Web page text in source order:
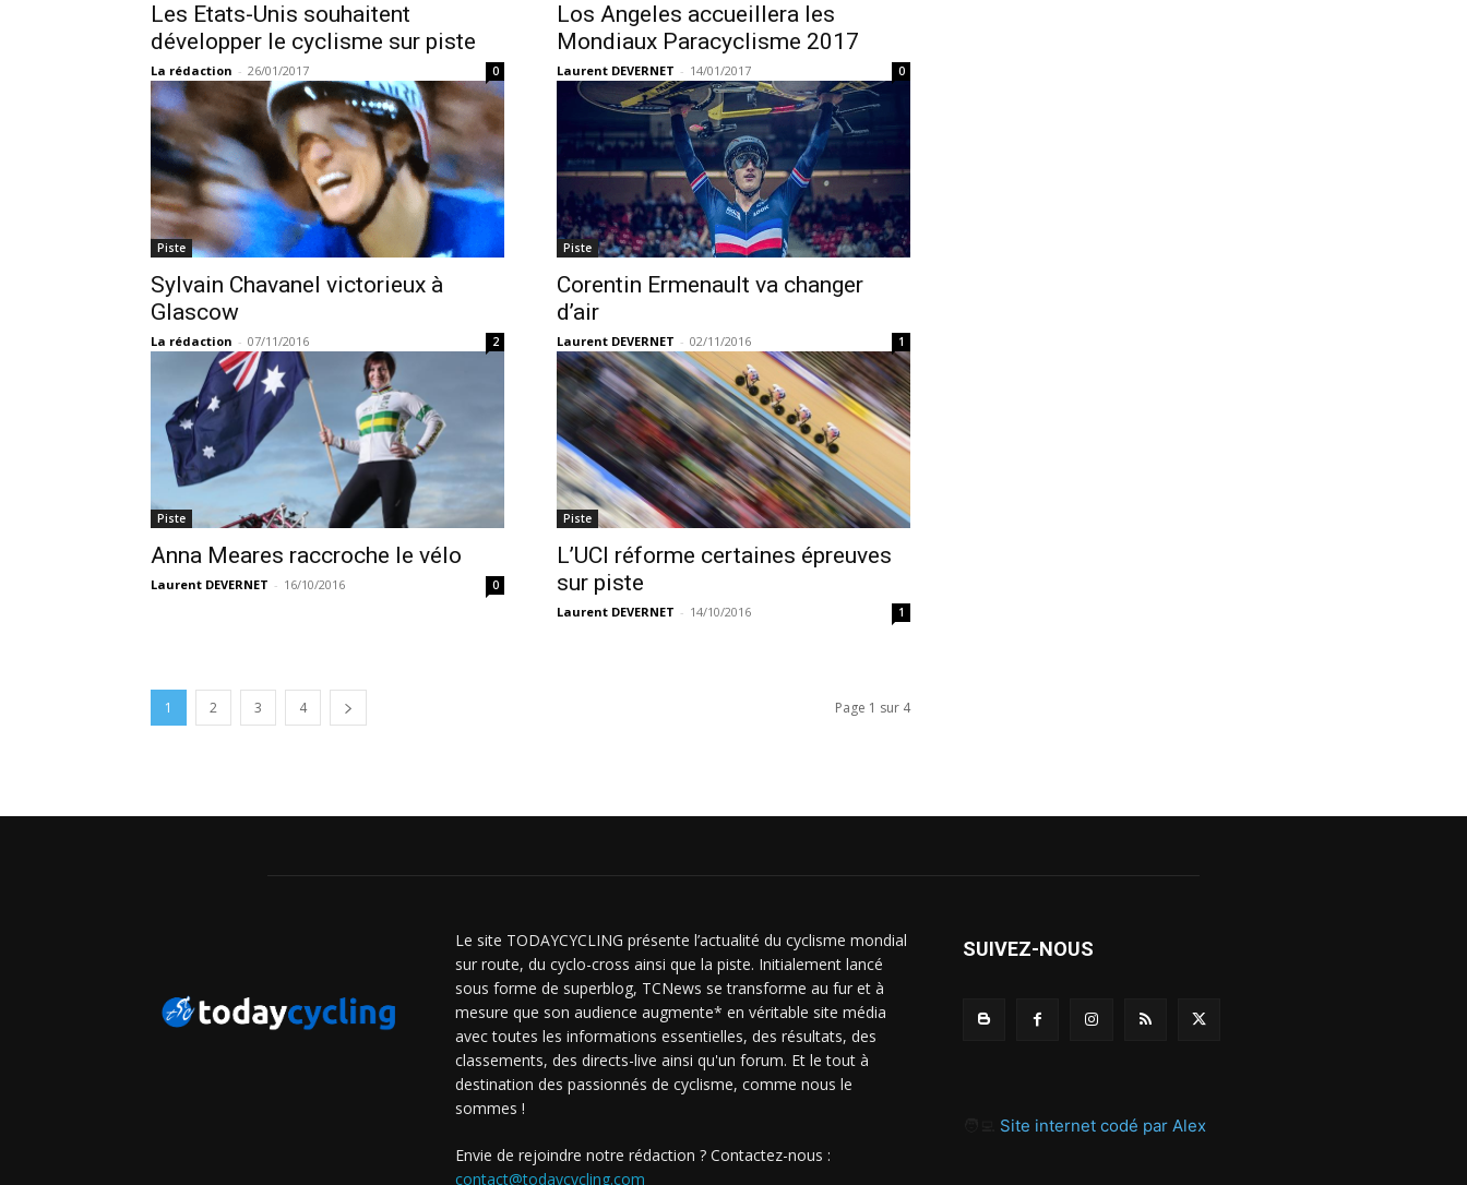
Les Etats-Unis souhaitent
développer le cyclisme sur piste
La rédaction - 26/01/2017 0
Los Angeles accueillera les
Mondiaux Paracyclisme 2017
Laurent DEVERNET - 14/01/2017 0
Piste
Sylvain Chavanel victorieux à
Glascow
La rédaction - 07/11/2016 2
Piste
Corentin Ermenault va changer
d’air
Laurent DEVERNET - 02/11/2016 1
Piste
Anna Meares raccroche le vélo
Laurent DEVERNET - 16/10/2016 0
Piste
L’UCI réforme certaines épreuves
sur piste
Laurent DEVERNET - 14/10/2016 1
1 2 3 4 Page 1 sur 4
Le site TODAYCYCLING présente l’actualité du cyclisme mondial
sur route, du cyclo-cross ainsi que la piste. Initialement lancé
sous forme de superblog, TCNews se transforme au fur et à
mesure que son audience augmente* en véritable site média
avec toutes les informations essentielles, des résultats, des
classements, des directs-live ainsi qu'un forum. Et le tout à
destination des passionnés de cyclisme, comme nous le
sommes !
Envie de rejoindre notre rédaction ? Contactez-nous :
contact@todaycycling.com
SUIVEZ-NOUS
Site internet codé par Alex